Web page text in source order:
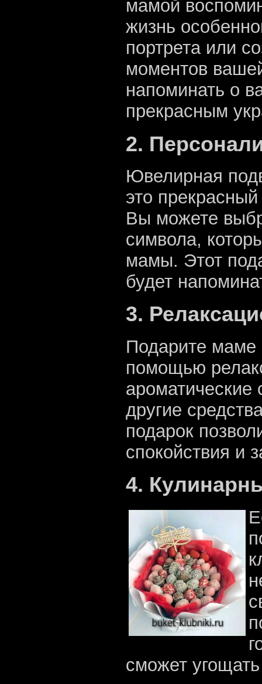
мамой
жизнь
портрета или
моментов
напоминать о
прекрасным
2.
Ювелирная
это
Вы можете
символа,
мамы. Этот
будет
3.
Подарите маме
помощью
другие
подарок
спокойствия и
4.
сможет